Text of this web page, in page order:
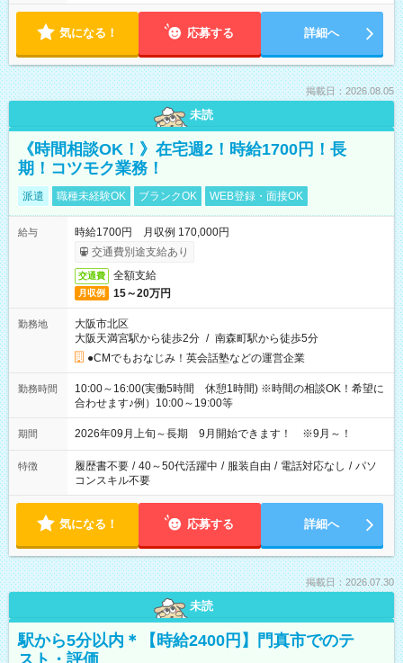
気になる！ 応募する 詳細へ
掲載日：2026.08.05
未読
《時間相談OK！》在宅週2！時給1700円！長
期！コツモク業務！
派遣 職種未経験OK ブランクOK WEB登録・面接OK
給与
時給1700円 月収例 170,000円
交通費別途支給あり
交通費 全額支給
月収例 15～20万円
勤務地
大阪市北区
大阪天満宮駅から徒歩2分 / 南森町駅から徒歩5分
●CMでもおなじみ！英会話塾などの運営企業
勤務時間
10:00～16:00(実働5時間 休憩1時間) ※時間の相談OK！希望に
合わせます♪例）10:00～19:00等
期間 2026年09月上旬～長期 9月開始できます！ ※9月～！
特徴 履歴書不要 / 40～50代活躍中 / 服装自由 / 電話対応なし / パソ
コンスキル不要
気になる！ 応募する 詳細へ
掲載日：2026.07.30
未読
駅から5分以内＊【時給2400円】門真市でのテ
スト・評価